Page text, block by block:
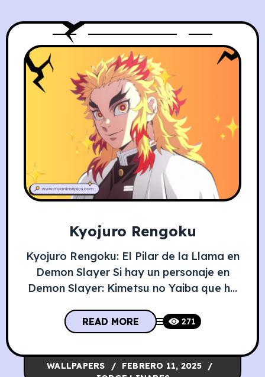
Kyojuro Rengoku
Kyojuro Rengoku: El Pilar de la Llama en
Demon Slayer Si hay un personaje en
Demon Slayer: Kimetsu no Yaiba que ha
Kyojuro Rengoku. Su valentía, su
inquebrantable espíritu y su gran
corazón lo convierten en uno de los
pilares más memorables de la serie. Su
READ MORE 271
WALLPAPERS
FEBRERO 11, 2025